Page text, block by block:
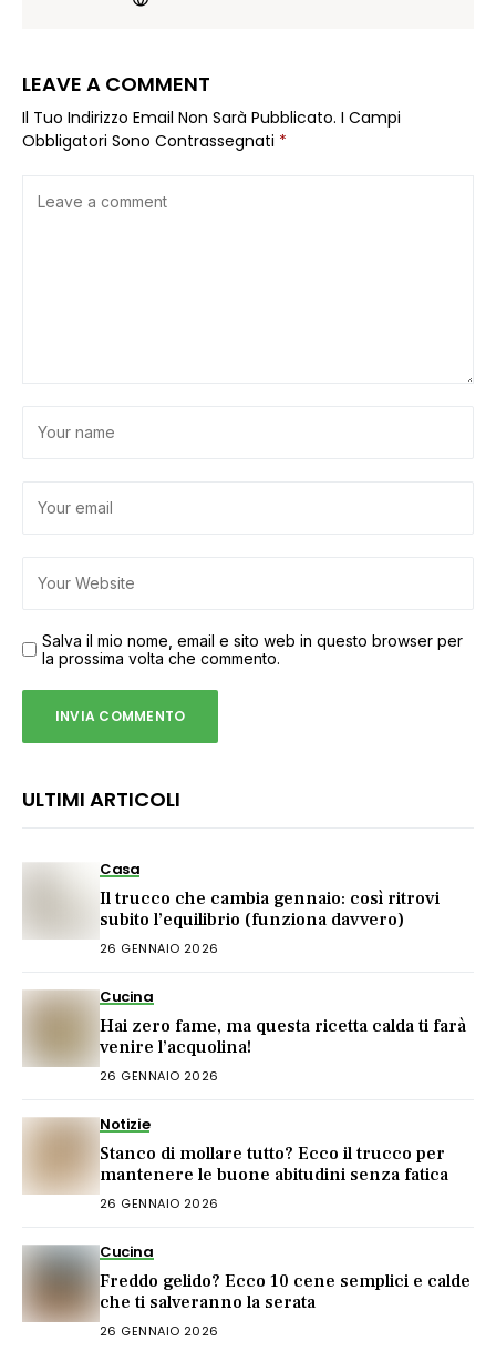
LEAVE A COMMENT
Il Tuo Indirizzo Email Non Sarà Pubblicato. I Campi
Obbligatori Sono Contrassegnati *
Salva il mio nome, email e sito web in questo browser per
la prossima volta che commento.
ULTIMI ARTICOLI
Casa
Il trucco che cambia gennaio: così ritrovi
subito l’equilibrio (funziona davvero)
26 GENNAIO 2026
Cucina
Hai zero fame, ma questa ricetta calda ti farà
venire l’acquolina!
26 GENNAIO 2026
Notizie
Stanco di mollare tutto? Ecco il trucco per
mantenere le buone abitudini senza fatica
26 GENNAIO 2026
Cucina
Freddo gelido? Ecco 10 cene semplici e calde
che ti salveranno la serata
26 GENNAIO 2026